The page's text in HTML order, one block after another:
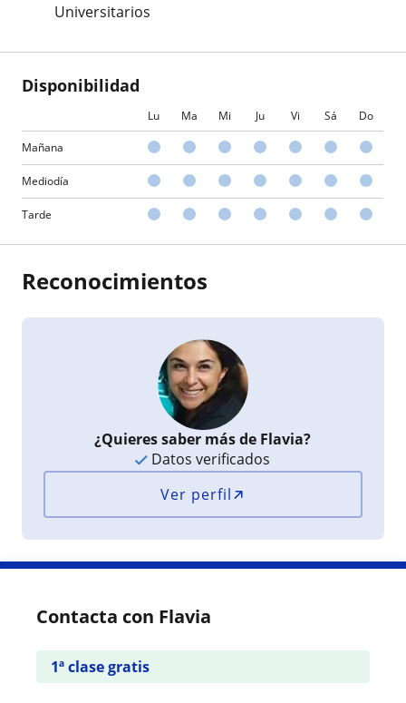
Universitarios
Disponibilidad
Lu Ma Mi Ju Vi Sá Do
Mañana
Mediodía
Tarde
Reconocimientos
¿Quieres saber más de Flavia?
Datos verificados
Ver perfil
Contacta con Flavia
1ª clase gratis